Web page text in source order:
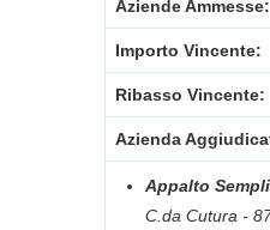
Aziende Ammesse:
Importo Vincente:
Ribasso Vincente:
Azienda
Appalto
C.da Cutura -